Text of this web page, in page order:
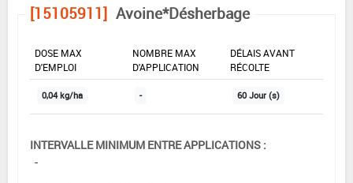
[15105911] Avoine*Désherbage
DOSE MAX
D'EMPLOI
NOMBRE MAX
D'APPLICATION
DÉLAIS AVANT
RÉCOLTE
0,04 kg/ha - 60 Jour (s)
INTERVALLE MINIMUM ENTRE APPLICATIONS :
-